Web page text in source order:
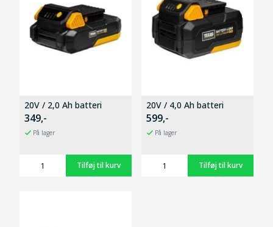
20V / 2,0 Ah batteri
349,-
På lager
20V / 4,0 Ah batteri
599,-
På lager